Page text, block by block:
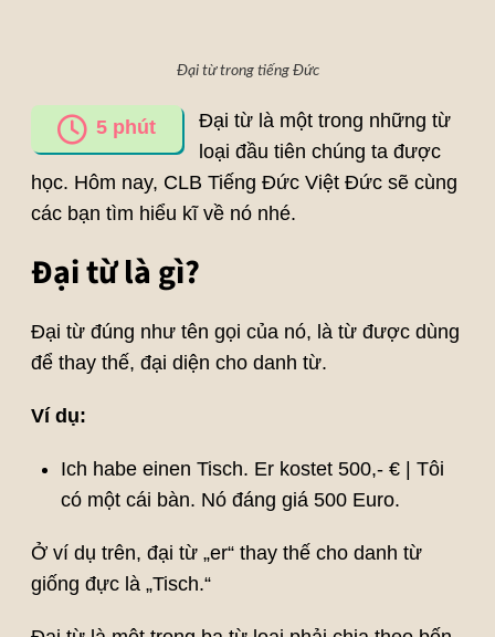
Đại từ trong tiếng Đức
5 phút
Đại từ là một trong những từ
loại đầu tiên chúng ta được
học. Hôm nay, CLB Tiếng Đức Việt Đức sẽ cùng
các bạn tìm hiểu kĩ về nó nhé.
Đại từ là gì?
Đại từ đúng như tên gọi của nó, là từ được dùng
để thay thế, đại diện cho danh từ.
Ví dụ:
Ich habe einen Tisch. Er kostet 500,- € | Tôi
có một cái bàn. Nó đáng giá 500 Euro.
Ở ví dụ trên, đại từ „er“ thay thế cho danh từ
giống đực là „Tisch.“